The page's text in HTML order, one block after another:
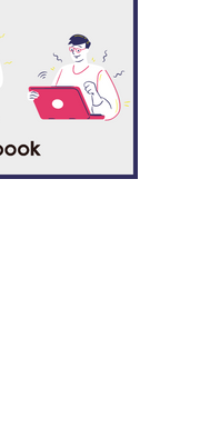
積み重ね、2018年の6
。社員数も、中村が入
なかったのですが、
した。
います。会社として四